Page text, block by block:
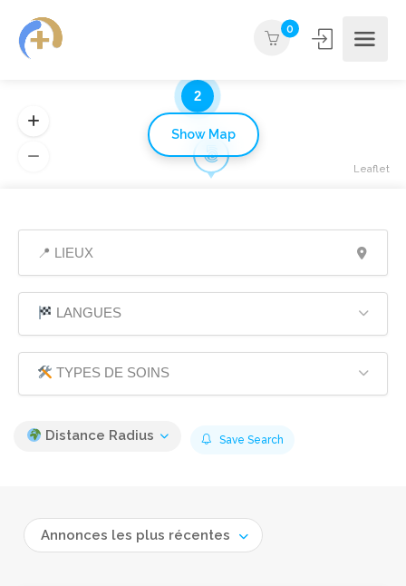
0
LANGUES
TYPES DE SOINS
Distance Radius Save Search
Annonces les plus récentes
2
Leaflet
Show Map